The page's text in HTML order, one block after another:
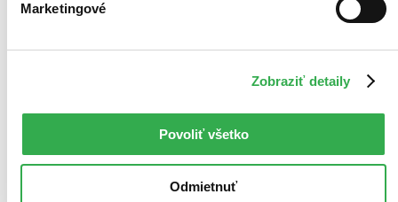
Marketingové
Zobraziť detaily
Povoliť všetko
Odmietnuť